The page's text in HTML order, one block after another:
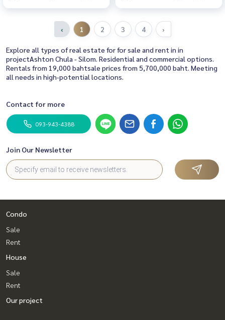
‹ 1 2 3 4 ›
Explore all types of real estate for for sale and rent in in
projectAshton Chula - Silom. Residential and commercial options.
Rentals from 19,000 bahtsale prices from 5,700,000 baht. Meeting
all needs in high-potential locations.
Contact for more
093-943-4388
Join Our Newsletter
Condo
Sale
Rent
House
Sale
Rent
Our project